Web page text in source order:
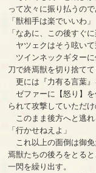
って次々に振り払うので
「獣相手は楽でいいわ」
「なあに、この後すぐ
ヤツェクはそう呟いて
ツインネックギターに
刀で終焉獣を切り捨てて
更には『力有る言葉』
ゼファーに【怒り】を
られて攻撃していただ
このまま後方へと逃れ
「行かせねえよ」
これ以上の面倒は御免
焉獣たちの後ろをとる
一閃を繰り出す。